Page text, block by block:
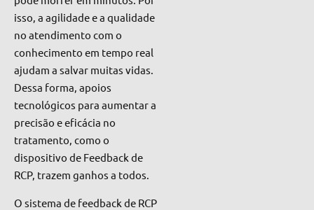
isso, a agilidade e a qualidade
no atendimento com o
conhecimento em tempo real
ajudam a salvar muitas vidas.
Dessa forma, apoios
tecnológicos para aumentar a
precisão e eficácia no
tratamento, como o
dispositivo de Feedback de
RCP, trazem ganhos a todos.
O sistema de feedback de RCP